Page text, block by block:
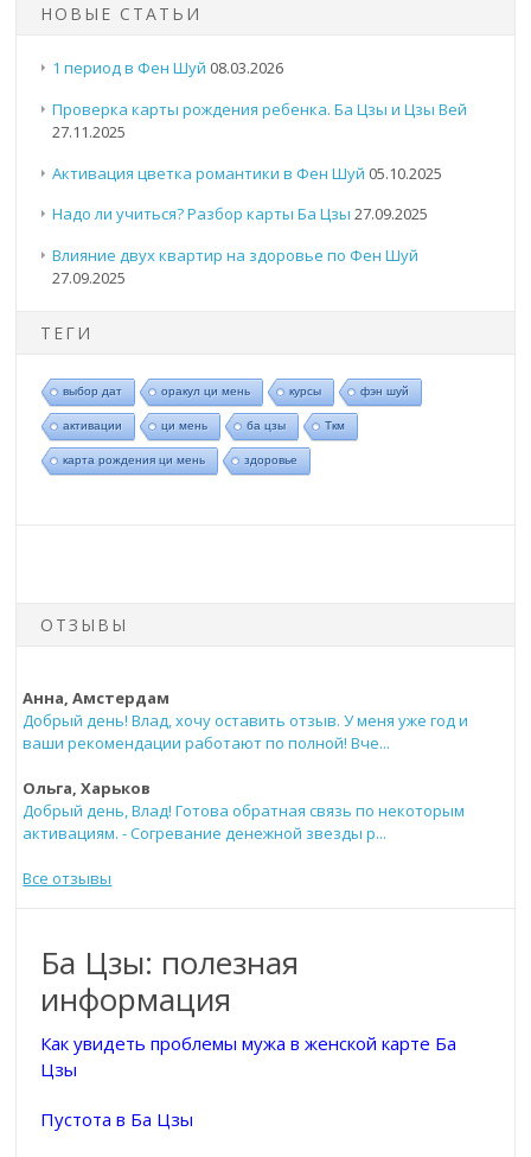
НОВЫЕ СТАТЬИ
1 период в Фен Шуй 08.03.2026
Проверка карты рождения ребенка. Ба Цзы и Цзы Вей
27.11.2025
Активация цветка романтики в Фен Шуй 05.10.2025
Надо ли учиться? Разбор карты Ба Цзы 27.09.2025
Влияние двух квартир на здоровье по Фен Шуй
27.09.2025
ТЕГИ
выбор дат оракул ци мень курсы фэн шуй
активации ци мень ба цзы Ткм
карта рождения ци мень здоровье
ОТЗЫВЫ
Анна, Амстердам
Добрый день! Влад, хочу оставить отзыв. У меня уже год и
ваши рекомендации работают по полной! Вче...
Ольга, Харьков
Добрый день, Влад! Готова обратная связь по некоторым
активациям. - Согревание денежной звезды р...
Все отзывы
Ба Цзы: полезная
информация
Как увидеть проблемы мужа в женской карте Ба
Цзы
Пустота в Ба Цзы